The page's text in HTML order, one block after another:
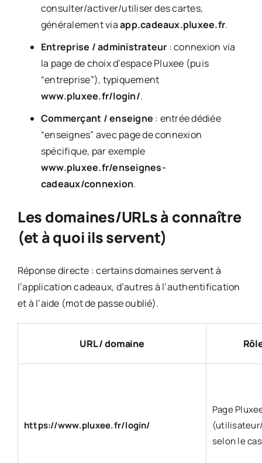
consulter/activer/utiliser des cartes,
généralement viaapp.cadeaux.pluxee.fr.
Entreprise / administrateur : connexion via
la page de choix d’espace Pluxee (puis
“entreprise”), typiquement
www.pluxee.fr/login/.
Commerçant / enseigne : entrée dédiée
“enseignes” avec page de connexion
spécifique, par exemple
www.pluxee.fr/enseignes-
cadeaux/connexion.
Les domaines/URLs à connaître
(et à quoi ils servent)
Réponse directe : certains domaines servent à
l’application cadeaux, d’autres à l’authentification
et à l’aide (mot de passe oublié).
URL / domaine
https://www.pluxee.fr/login/
Page
selon le